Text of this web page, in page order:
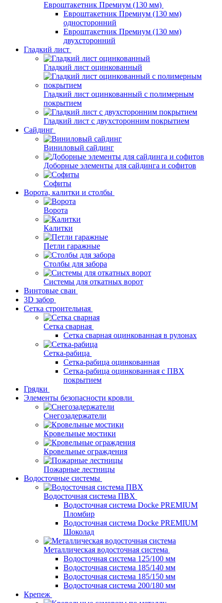
Евроштакетник Премиум (130 мм)
Евроштакетник Премиум (130 мм)
односторонний
Евроштакетник Премиум (130 мм)
двухсторонний
Гладкий лист
Гладкий лист оцинкованный
Гладкий лист оцинкованный с полимерным
покрытием
Гладкий лист с двухсторонним покрытием
Сайдинг
Виниловый сайдинг
Доборные элементы для сайдинга и софитов
Софиты
Ворота, калитки и столбы
Ворота
Калитки
Петли гаражные
Столбы для забора
Системы для откатных ворот
Винтовые сваи
3D забор
Сетка строительная
Сетка сварная
Сетка сварная оцинкованная в рулонах
Сетка-рабица
Сетка-рабица оцинкованная
Сетка-рабица оцинкованная с ПВХ
покрытием
Грядки
Элементы безопасности кровли
Снегозадержатели
Кровельные мостики
Кровельные ограждения
Пожарные лестницы
Водосточные системы
Водосточная система ПВХ
Водосточная система Docke PREMIUM
Пломбир
Водосточная система Docke PREMIUM
Шоколад
Металлическая водосточная система
Водосточная система 125/100 мм
Водосточная система 185/140 мм
Водосточная система 185/150 мм
Водосточная система 200/180 мм
Крепеж